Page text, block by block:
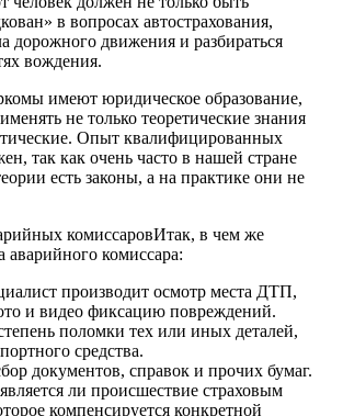
в вопросах автострахования,
дорожного движения и разбираться
вождения.
имеют юридическое образование,
не только теоретические знания
Опыт квалифицированных
так как очень часто в нашей стране
есть законы, а на практике они не
Итак, в чем же
аварийного комиссара:
производит осмотр места ДТП,
и видео фиксацию повреждений.
поломки тех или иных деталей,
средства.
документов, справок и прочих бумаг.
ли происшествие страховым
компенсируется конкретной